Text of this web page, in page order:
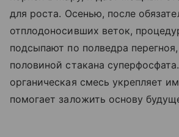
для роста. Осенью, после
отплодоносивших веток,
подсыпают по полведра
половиной стакана
органическая смесь укрепляет
помогает заложить основу